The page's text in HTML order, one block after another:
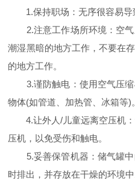
1.保持职场：无序很容易导
2.注意工作场所环境：空气
潮湿黑暗的地方工作，不要在
的地方工作。
3.谨防触电：使用空气压缩
物体(如管道、加热管、冰箱等)
4.让外人/儿童远离空压机：
压机，以免受伤和触电。
5.妥善保管机器：储气罐中
时排出，并存放在干燥的环境中